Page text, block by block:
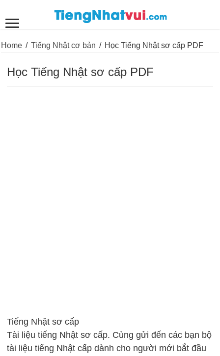
Home / Tiếng Nhật cơ bản / Học Tiếng Nhật sơ cấp PDF
Học Tiếng Nhật sơ cấp PDF
Tiếng Nhật sơ cấp
Tài liệu tiếng Nhật sơ cấp. Cùng gửi đến các bạn bộ
tài liệu tiếng Nhật cấp dành cho người mới bắt đầu